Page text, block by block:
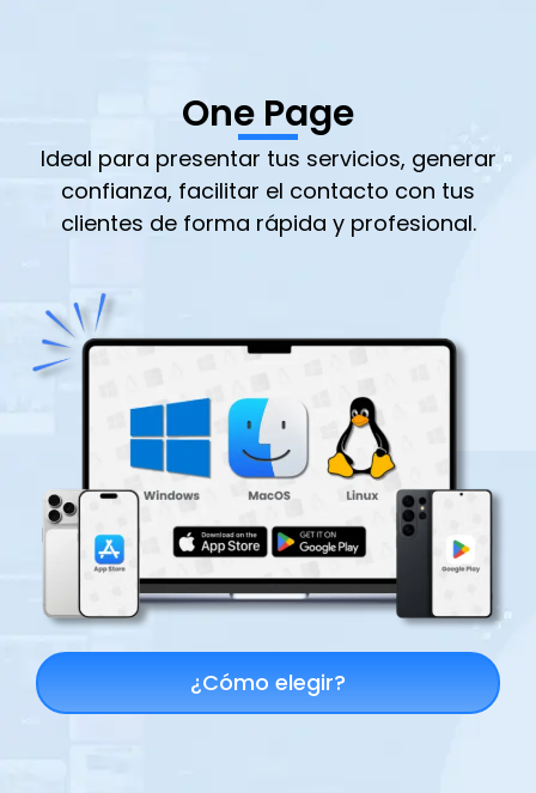
One Page
Ideal para presentar tus servicios, generar
confianza, facilitar el contacto con tus
clientes de forma rápida y profesional.
¿Cómo elegir?